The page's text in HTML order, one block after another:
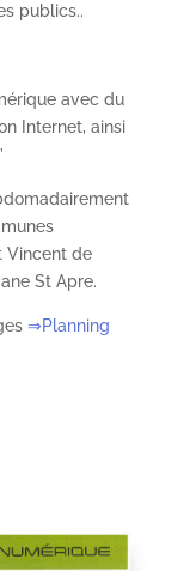
publics..
avec du
Internet, ainsi
Vincent de
St Apre.
⇒Planning